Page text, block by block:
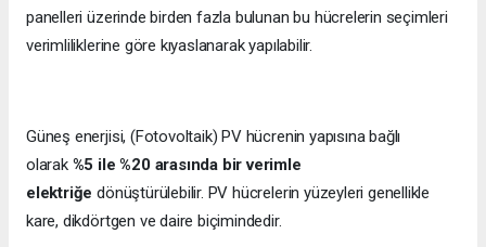
panelleri üzerinde birden fazla bulunan bu hücrelerin seçimleri
verimliliklerine göre kıyaslanarak yapılabilir.
Güneş enerjisi, (Fotovoltaik) PV hücrenin yapısına bağlı
olarak %5 ile %20 arasında bir verimle
elektriğedönüştürülebilir. PV hücrelerin yüzeyleri genellikle
kare, dikdörtgen ve daire biçimindedir.